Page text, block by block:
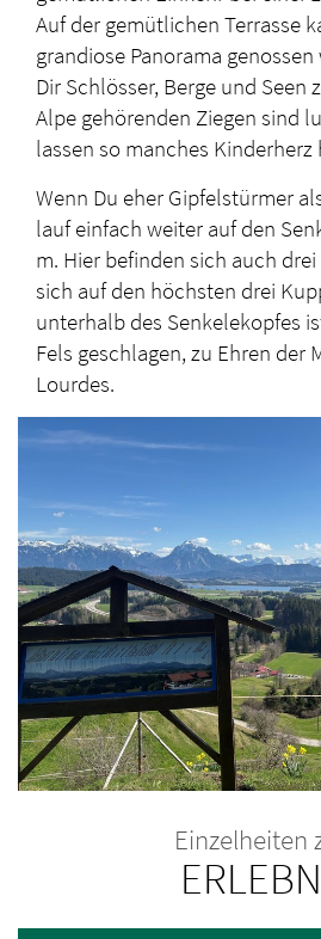
Auf der gemütlichen Terrasse
grandiose Panorama
Dir Schlösser, Berge und Seen
Alpe gehörenden Ziegen sind
lassen so manches Kinderherz
Wenn Du eher Gipfelstürmer
lauf einfach weiter auf den
m. Hier befinden sich auch
sich auf den höchsten drei
unterhalb des Senkelekopfes
Fels geschlagen, zu Ehren der
Lourdes.
Einzelheiten